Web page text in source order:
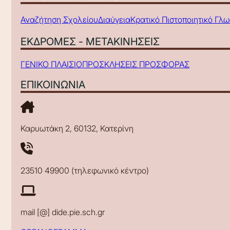
Αναζήτηση ΣχολείουΔιαύγειαΚρατικό Πιστοποιητικό
ΕΚΔΡΟΜΕΣ - ΜΕΤΑΚΙΝΗΣΕΙΣ
ΓΕΝΙΚΟ ΠΛΑΙΣΙΟΠΡΟΣΚΛΗΣΕΙΣ ΠΡΟΣΦΟΡΑΣ
ΕΠΙΚΟΙΝΩΝΙΑ
Καρυωτάκη 2, 60132, Κατερίνη
23510 49900 (τηλεφωνικό κέντρο)
mail [@] dide.pie.sch.gr